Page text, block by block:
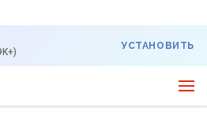
УСТАНОВИТЬ